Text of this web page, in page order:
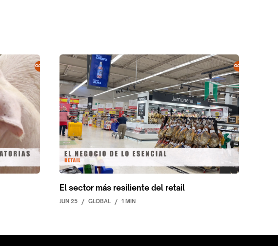
El sector más resiliente del retail
JUN 25 / GLOBAL / 1 MIN